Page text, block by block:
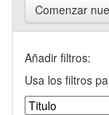
Comenzar
Añadir filtros:
Usa los filtros